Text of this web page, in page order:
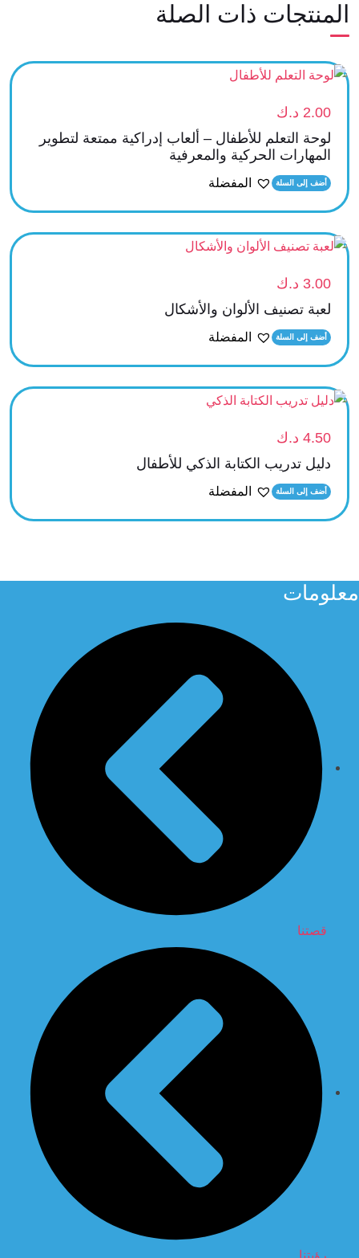
المنتجات ذات الصلة
2.00 د.ك
‎لوحة التعلم للأطفال – ألعاب إدراكية ممتعة لتطوير
المهارات الحركية والمعرفية
أضف إلى السلة المفضلة
3.00 د.ك
لعبة تصنيف الألوان والأشكال
أضف إلى السلة المفضلة
4.50 د.ك
دليل تدريب الكتابة الذكي للأطفال
أضف إلى السلة المفضلة
معلومات
قصتنا
رؤيتنا